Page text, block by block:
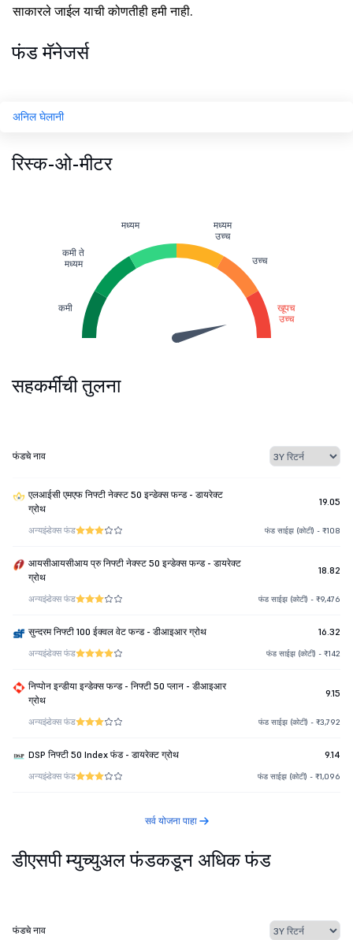
साकारले जाईल याची कोणतीही हमी नाही.
फंड मॅनेजर्स
अनिल घेलानी
रिस्क-ओ-मीटर
कमी
कमी ते
मध्यम
मध्यम
मध्यम
उच्च
उच्च
खूपच
उच्च
सहकर्मींची तुलना
फंडचे नाव
एलआईसी एमएफ निफ्टी नेक्स्ट 50 इन्डेक्स फन्ड - डायरेक्ट
ग्रोथ
19.05
अन्यइंडेक्स फंड फंड साईझ (कोटी) - ₹108
आयसीआयसीआय प्रु निफ्टी नेक्स्ट 50 इन्डेक्स फन्ड - डायरेक्ट
ग्रोथ
18.82
अन्यइंडेक्स फंड फंड साईझ (कोटी) - ₹9,476
सुन्दरम निफ्टी 100 ईक्वल वेट फन्ड - डीआइआर ग्रोथ 16.32
अन्यइंडेक्स फंड फंड साईझ (कोटी) - ₹142
निप्पोन इन्डीया इन्डेक्स फन्ड - निफ्टी 50 प्लान - डीआइआर
ग्रोथ
9.15
अन्यइंडेक्स फंड फंड साईझ (कोटी) - ₹3,792
DSP निफ्टी 50 Index फंड - डायरेक्ट ग्रोथ 9.14
अन्यइंडेक्स फंड फंड साईझ (कोटी) - ₹1,096
सर्व योजना पाहा
डीएसपी म्युच्युअल फंडकडून अधिक फंड
फंडचे नाव